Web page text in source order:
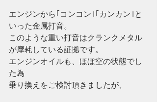
エンジンから｢コンコン｣｢カンカン｣と
いった金属打音。
このような重い打音はクランクメタル
が摩耗している証拠です。
エンジンオイルも、ほぼ空の状態でし
た為
乗り換えをご検討頂きましたが、